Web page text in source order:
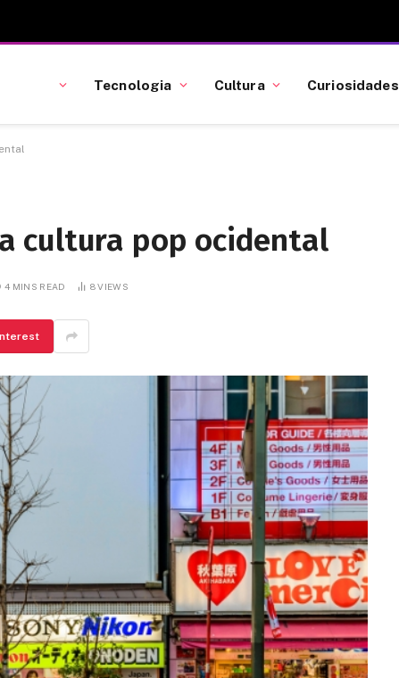
Tecnologia Cultura Curiosidades
cultura pop ocidental
4 MINS READ 8VIEWS